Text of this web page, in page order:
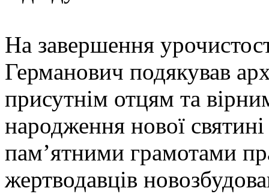
На завершення
Германович подякував
присутнім отцям та
народження нової
пам’ятними грамотами
жертводавців